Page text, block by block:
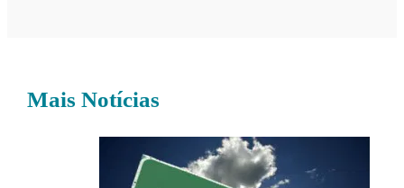
Mais Notícias